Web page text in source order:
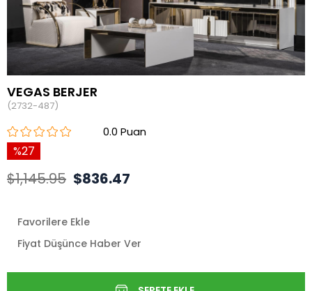
VEGAS BERJER
(2732-487)
0.0
27
$1,145.95 $836.47
Favorilere Ekle
Fiyat Düşünce Haber Ver